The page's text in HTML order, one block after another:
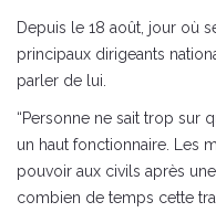
Depuis le 18 août, jour où
principaux dirigeants
parler de lui.
“Personne ne sait trop sur
un haut fonctionnaire. Les
pouvoir aux civils après
combien de temps cette